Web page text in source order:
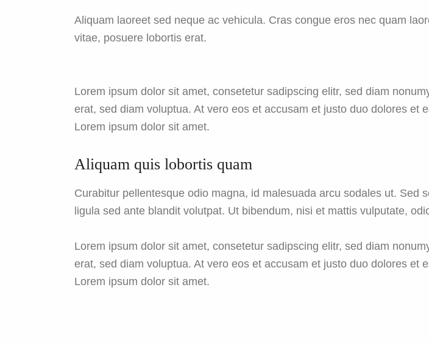
Aliquam laoreet sed neque ac vehicula. Cras congue eros nec quam
vitae, posuere lobortis erat.
Lorem ipsum dolor sit amet, consetetur sadipscing elitr, sed diam
erat, sed diam voluptua. At vero eos et accusam et justo duo dolores
Lorem ipsum dolor sit amet.
Aliquam quis lobortis quam
Curabitur pellentesque odio magna, id malesuada arcu sodales ut. Sed
ligula sed ante blandit volutpat. Ut bibendum, nisi et mattis vulputate,
Lorem ipsum dolor sit amet, consetetur sadipscing elitr, sed diam
erat, sed diam voluptua. At vero eos et accusam et justo duo dolores
Lorem ipsum dolor sit amet.